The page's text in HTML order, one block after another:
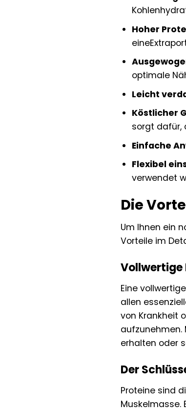
Hoher
optimale
Leicht
Köstlicher
sorgt dafür,
Einfache
Flexibel
verwendet
Die
Um Ihnen ein
Vorteile im
Vollwertige
Eine
allen
von Krankheit
aufzunehmen.
erhalten oder
Der
Proteine sind
Muskelmasse.